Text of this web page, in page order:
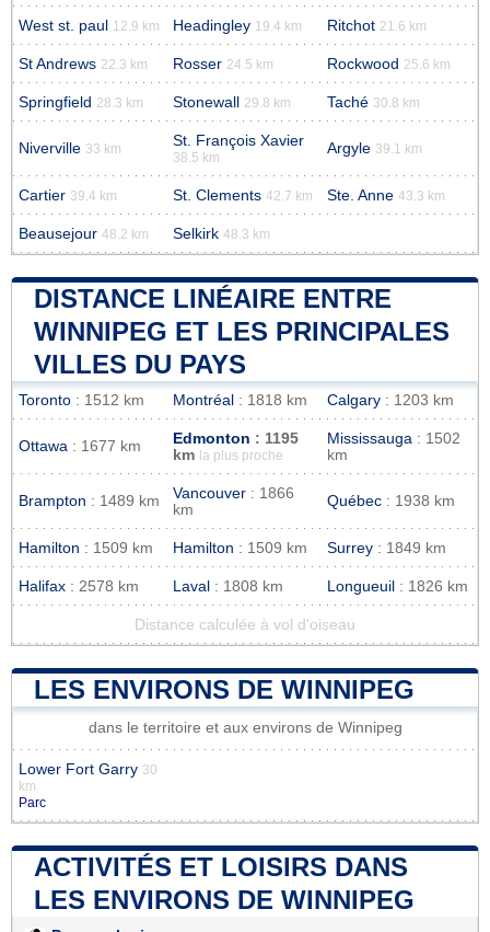
West st. paul 12.9 km Headingley 19.4 km Ritchot 21.6 km
St Andrews 22.3 km Rosser 24.5 km Rockwood 25.6 km
Springfield 28.3 km Stonewall 29.8 km Taché 30.8 km
Niverville 33 km St. François Xavier
38.5 km
Argyle 39.1 km
Cartier 39.4 km St. Clements 42.7 km Ste. Anne 43.3 km
Beausejour 48.2 km Selkirk 48.3 km
DISTANCE LINÉAIRE ENTRE
WINNIPEG ET LES PRINCIPALES
VILLES DU PAYS
Toronto : 1512 km Montréal : 1818 km Calgary : 1203 km
Ottawa : 1677 km Edmonton : 1195
km
la plus proche
Mississauga : 1502
km
Brampton : 1489 km Vancouver : 1866
km
Québec : 1938 km
Hamilton : 1509 km Hamilton : 1509 km Surrey : 1849 km
Halifax : 2578 km Laval : 1808 km Longueuil : 1826 km
Distance calculée à vol d'oiseau
LES ENVIRONS DE WINNIPEG
dans le territoire et aux environs de Winnipeg
Lower Fort Garry 30
km
Parc
ACTIVITÉS ET LOISIRS DANS
LES ENVIRONS DE WINNIPEG